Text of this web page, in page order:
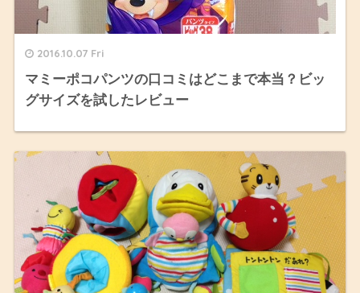
2016.10.07 Fri
マミーポコパンツの口コミはどこまで本当？ビッ
グサイズを試したレビュー